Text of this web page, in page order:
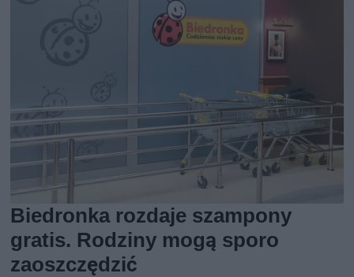
Biedronka rozdaje szampony
gratis. Rodziny mogą sporo
zaoszczędzić